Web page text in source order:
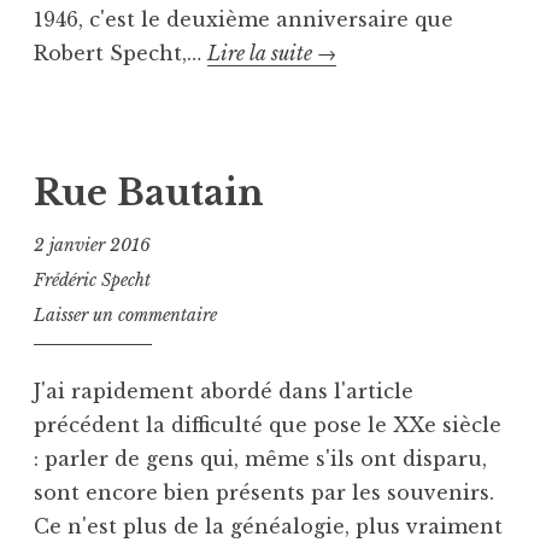
r
i
1946, c'est le deuxième anniversaire que
Robert Specht,… Lire la suite J’ai
→
b
l
i
d
a
n
s
U
n
c
a
t
g
u
é
A
u
t
o
b
i
o
g
r
a
Rue Bautain
2 janvier 2016
Frédéric Specht
Laisser un commentaire
J'ai rapidement abordé dans l'article
précédent la difficulté que pose le XXe siècle
: parler de gens qui, même s'ils ont disparu,
sont encore bien présents par les souvenirs.
Ce n'est plus de la généalogie, plus vraiment